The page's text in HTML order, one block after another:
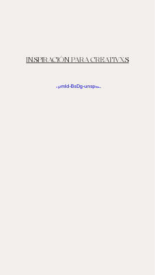
INSPIRACIÓN PARA CREATIVXS